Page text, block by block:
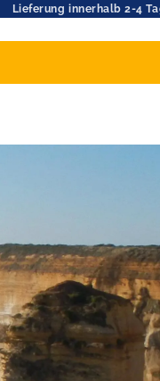
Lieferung innerhalb 2-4